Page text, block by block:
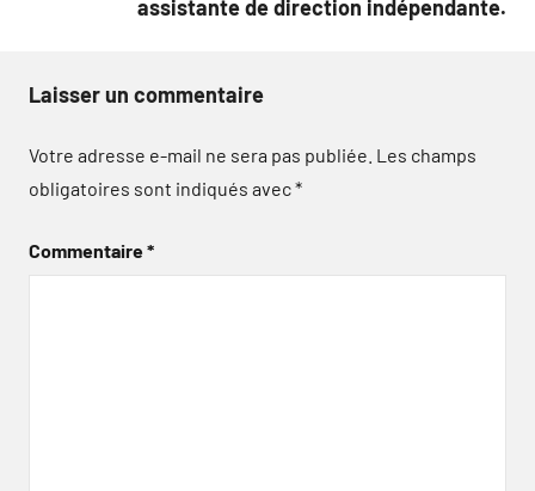
assistante de direction indépendante.
Laisser un commentaire
Votre adresse e-mail ne sera pas publiée. Les champs
obligatoires sont indiqués avec*
Commentaire*